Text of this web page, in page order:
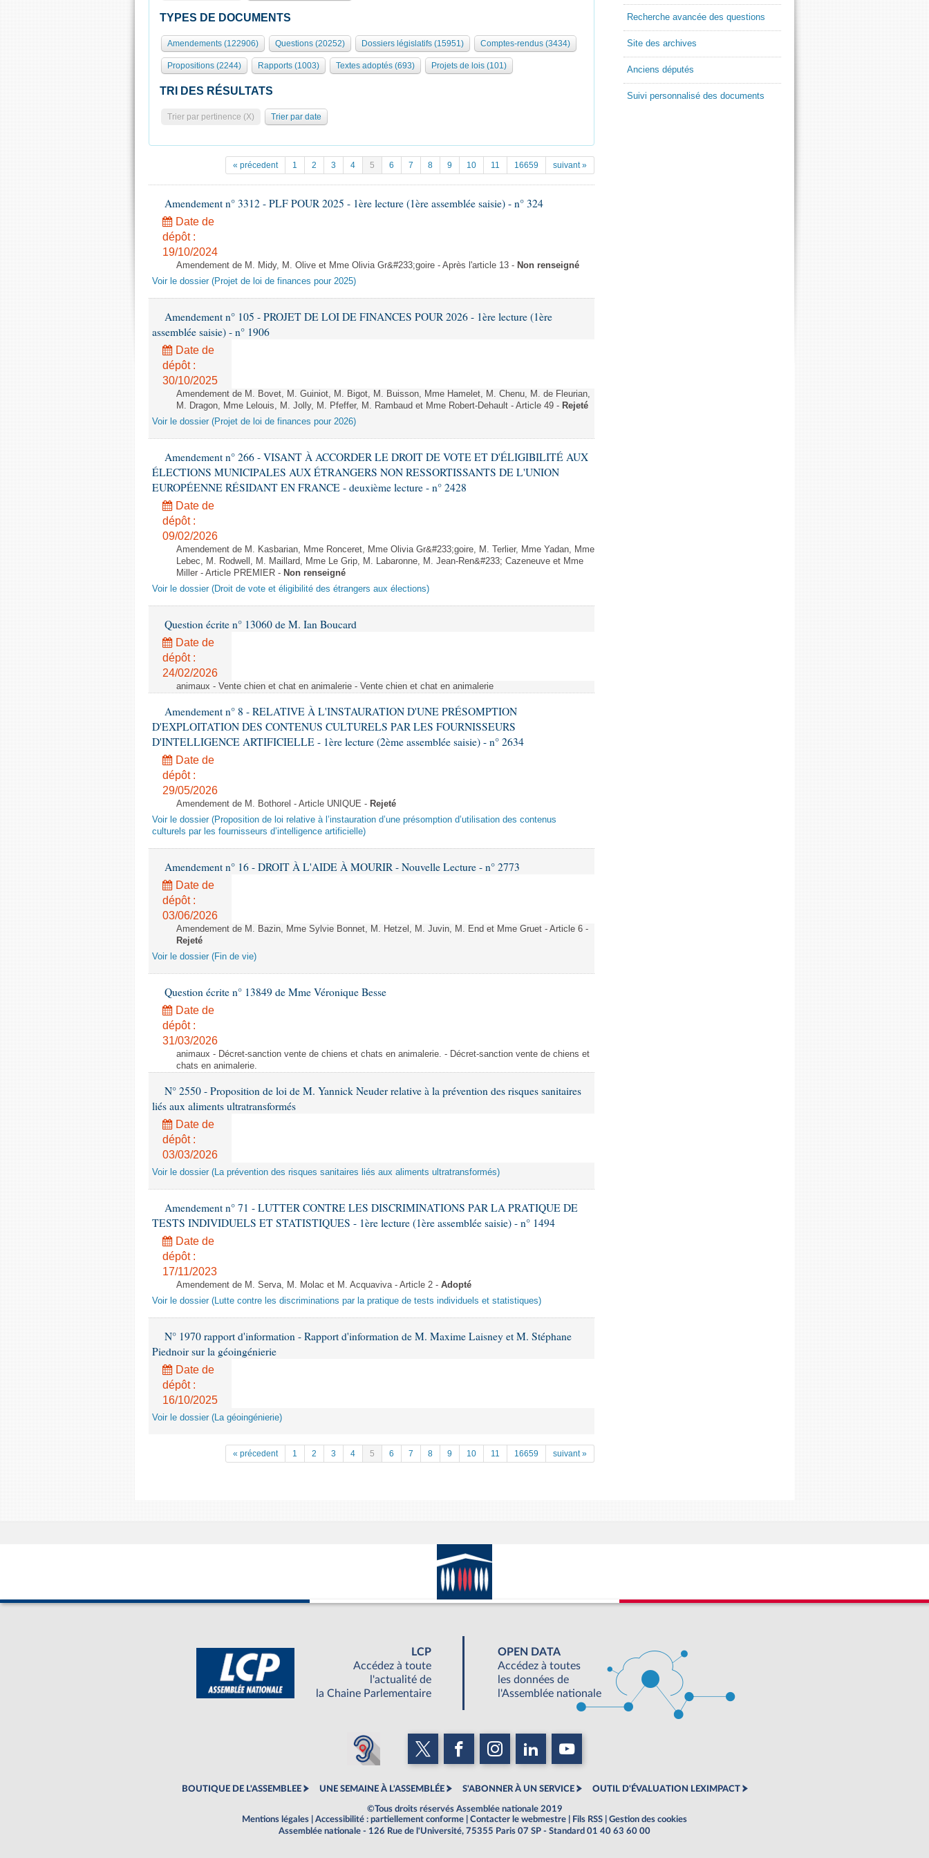
TYPES DE DOCUMENTS
Amendements (122906) Questions (20252) Dossiers législatifs (15951) Comptes-rendus (3434)
Propositions (2244) Rapports (1003) Textes adoptés (693) Projets de lois (101)
TRI DES RÉSULTATS
Trier par pertinence (X) Trier par date
« précedent 1 2 3 4 5 6 7 8 9 10 11 16659 suivant »
Amendement n° 3312 - PLF POUR 2025 - 1ère lecture (1ère assemblée saisie) - n° 324
Date de
dépôt :
19/10/2024
Amendement de M. Midy, M. Olive et Mme Olivia Gr&#233;goire - Après l'article 13 - Non renseigné
Voir le dossier (Projet de loi de finances pour 2025)
Amendement n° 105 - PROJET DE LOI DE FINANCES POUR 2026 - 1ère lecture (1ère
assemblée saisie) - n° 1906
Date de
dépôt :
30/10/2025
Amendement de M. Bovet, M. Guiniot, M. Bigot, M. Buisson, Mme Hamelet, M. Chenu, M. de Fleurian,
M. Dragon, Mme Lelouis, M. Jolly, M. Pfeffer, M. Rambaud et Mme Robert-Dehault - Article 49 - Rejeté
Voir le dossier (Projet de loi de finances pour 2026)
Amendement n° 266 - VISANT À ACCORDER LE DROIT DE VOTE ET D'ÉLIGIBILITÉ AUX
ÉLECTIONS MUNICIPALES AUX ÉTRANGERS NON RESSORTISSANTS DE L'UNION
EUROPÉENNE RÉSIDANT EN FRANCE - deuxième lecture - n° 2428
Date de
dépôt :
09/02/2026
Amendement de M. Kasbarian, Mme Ronceret, Mme Olivia Gr&#233;goire, M. Terlier, Mme Yadan, Mme
Lebec, M. Rodwell, M. Maillard, Mme Le Grip, M. Labaronne, M. Jean-Ren&#233; Cazeneuve et Mme
Miller - Article PREMIER - Non renseigné
Voir le dossier (Droit de vote et éligibilité des étrangers aux élections)
Question écrite n° 13060 de M. Ian Boucard
Date de
dépôt :
24/02/2026
animaux - Vente chien et chat en animalerie - Vente chien et chat en animalerie
Amendement n° 8 - RELATIVE À L'INSTAURATION D'UNE PRÉSOMPTION
D'EXPLOITATION DES CONTENUS CULTURELS PAR LES FOURNISSEURS
D'INTELLIGENCE ARTIFICIELLE - 1ère lecture (2ème assemblée saisie) - n° 2634
Date de
dépôt :
29/05/2026
Amendement de M. Bothorel - Article UNIQUE - Rejeté
Voir le dossier (Proposition de loi relative à l’instauration d’une présomption d’utilisation des contenus
culturels par les fournisseurs d’intelligence artificielle)
Amendement n° 16 - DROIT À L'AIDE À MOURIR - Nouvelle Lecture - n° 2773
Date de
dépôt :
03/06/2026
Amendement de M. Bazin, Mme Sylvie Bonnet, M. Hetzel, M. Juvin, M. End et Mme Gruet - Article 6 -
Rejeté
Voir le dossier (Fin de vie)
Question écrite n° 13849 de Mme Véronique Besse
Date de
dépôt :
31/03/2026
animaux - Décret-sanction vente de chiens et chats en animalerie. - Décret-sanction vente de chiens et
chats en animalerie.
N° 2550 - Proposition de loi de M. Yannick Neuder relative à la prévention des risques sanitaires
liés aux aliments ultratransformés
Date de
dépôt :
03/03/2026
Voir le dossier (La prévention des risques sanitaires liés aux aliments ultratransformés)
Amendement n° 71 - LUTTER CONTRE LES DISCRIMINATIONS PAR LA PRATIQUE DE
TESTS INDIVIDUELS ET STATISTIQUES - 1ère lecture (1ère assemblée saisie) - n° 1494
Date de
dépôt :
17/11/2023
Amendement de M. Serva, M. Molac et M. Acquaviva - Article 2 - Adopté
Voir le dossier (Lutte contre les discriminations par la pratique de tests individuels et statistiques)
N° 1970 rapport d'information - Rapport d'information de M. Maxime Laisney et M. Stéphane
Piednoir sur la géoingénierie
Date de
dépôt :
16/10/2025
Voir le dossier (La géoingénierie)
« précedent 1 2 3 4 5 6 7 8 9 10 11 16659 suivant »
Recherche avancée des questions
Site des archives
Anciens députés
Suivi personnalisé des documents
LCP
Accédez à toute
l'actualité de
la Chaine Parlementaire
OPEN DATA
Accédez à toutes
les données de
l'Assemblée nationale
BOUTIQUE DE L'ASSEMBLEE UNE SEMAINE À L'ASSEMBLÉE S'ABONNER À UN SERVICE OUTIL D'ÉVALUATION LEXIMPACT
©Tous droits réservés Assemblée nationale 2019
Mentions légales
Accessibilité : partiellement conforme Contacter le webmestre Fils RSS
Gestion des cookies
Assemblée nationale - 126 Rue de l'Université, 75355 Paris 07 SP - Standard 01 40 63 60 00